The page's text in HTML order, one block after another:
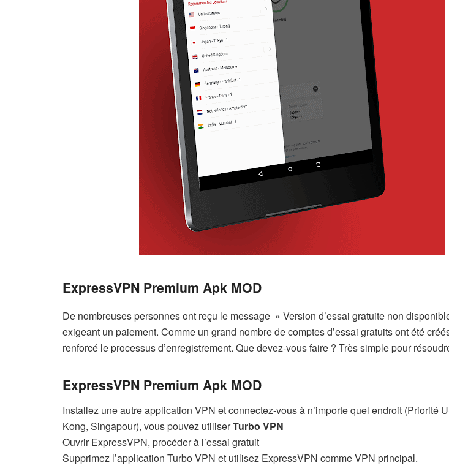
ExpressVPN Premium Apk MOD
De nombreuses personnes ont reçu le message » Version d’essai gratuite non
exigeant un paiement. Comme un grand nombre de comptes d’essai gratuits ont été
renforcé le processus d’enregistrement. Que devez-vous faire ? Très simple pour
ExpressVPN Premium Apk MOD
Installez une autre application VPN et connectez-vous à n’importe quel endroit (Priorité
Kong, Singapour), vous pouvez utiliserTurbo VPN
Ouvrir ExpressVPN, procéder à l’essai gratuit
Supprimez l’application Turbo VPN et utilisez ExpressVPN comme VPN principal.